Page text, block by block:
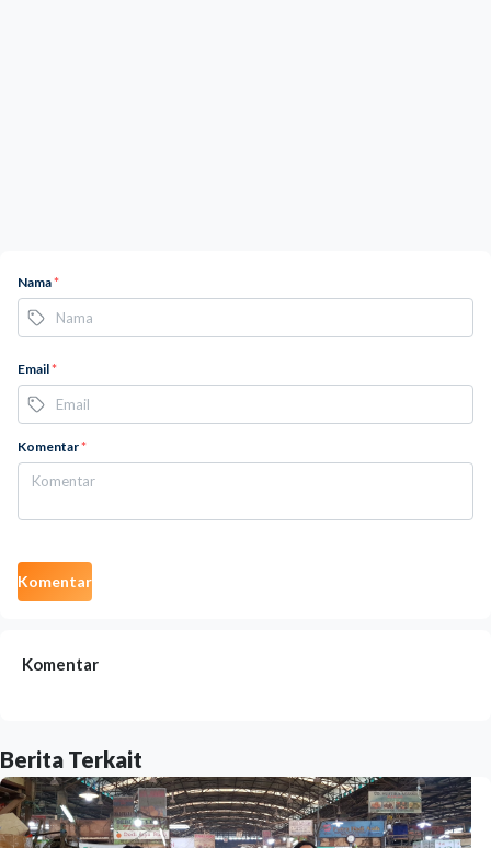
Nama*
Email*
Komentar*
Komentar
Komentar
Berita Terkait